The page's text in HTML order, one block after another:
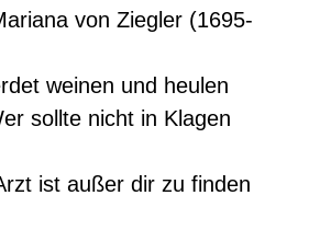
von Ziegler (1695-
weinen und heulen
sollte nicht in Klagen
ist außer dir zu finden